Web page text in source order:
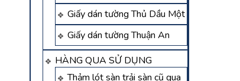
Giấy dán tường Thủ Dầu Một
Giấy dán tường Thuận An
HÀNG QUA SỬ DỤNG
Thảm lót sàn trải sàn cũ qua